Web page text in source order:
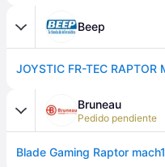
Beep
Bruneau
Pedido pendiente
Blade Gaming Raptor mach1